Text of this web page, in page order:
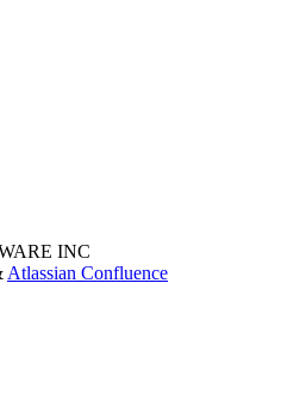
INC
Atlassian Confluence